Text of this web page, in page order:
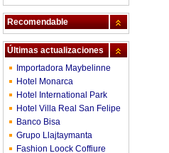
Recomendable
Últimas actualizaciones
Importadora Maybelinne
Hotel Monarca
Hotel International Park
Hotel Villa Real San Felipe
Banco Bisa
Grupo Llajtaymanta
Fashion Loock Coffiure